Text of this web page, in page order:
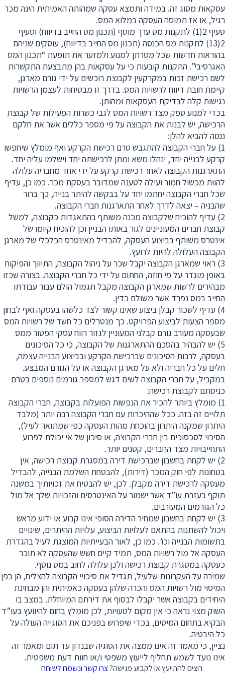
עסקאות מסוג זה. במידה ותמצא עסקה שמהותה האמיתית הינה מכר
רגיל, או אז תמוסה העסקה במלוא המס.
סעיף 2(1) לתקנות מס ערך מוסף (תכנון מס החייב בדיווח) וסעיף
2(13) לתקנות מס הכנסה (תכנון מס החייב בדיווח), עוסקים שניהם
בהוראות חדשות שכל מטרתן למנוע ולמזער את תופעת “תכנון המס
האגרסיבי”. התקנות קובעות כי על עסקאות בהן מתבצעת התקשרות
לשם רכישת זכות במקרקעין לקבוצת רוכשים על ידי גורם מארגן,
קיימת חובת דיווח לרשויות המס. בדרך זו מבטיחות לעצמן הרשויות
נגישות קלה לבדיקת העסקאות ומהותן.
בכדי למנוע ספק מצד רשויות המס לגבי כשרות הפעילות של קבוצת
הרכישה, יש לבנות את הקבוצה על פי מספר כללים אשר את חלקם
ננסה להביא להלן:
1) על חברי הקבוצה להתגבש טרם רכישת הקרקע ואף מומלץ שיחפשו
קרקע לבנייה יחד, ינהלו משא ומתן לרכישתה יחד וישלמו עליה יחד.
התארגנות הקבוצה לאחר רכישת קרקע על ידי אחד מחבריה עלולה
להוות מכשול חמור ועילה לטענה שמדובר בעסקת מכר. כמו כן, עדיף
שכל חברי הקבוצה יחתמו יחד על בבקשה להיתר בנייה, כך ברור
שהבניה – יצאה לדרך לאחר התארגנות חברי הקבוצה.
2) עדיף להוכיח שלקבוצה מכנה משותף בהתאגדות כקבוצה, למשל
קבוצת חברים המעוניינים לגור באותו הבניין וכן להוכיח קיומו של
אינטרס משותף בביצוע העסקה, להבדיל מאינטרס הכלכלי של מארגן
הקבוצה העלולה להיות לרועץ.
3) ראוי שמארגן הקבוצה יקבל שכר על ניהול הקבוצה, התיווך והפיקוח
באופן מוגדר על פי חוזה, החתום על ידי כל חברי הקבוצה. בצורה שכזו
מבהירים לרשות שמארגן הקבוצה מקבל תגמול הולם עבור עבודתו
החייב במס נפרד אשר משולם כדין.
4) עדיף לשכור קבלן ביצוע שאינו קשור לצד כלשהו בעסקה ואף לבחון
מספר הצעות לביצוע הפרויקט. כך מנטרלים כל חשד של רשויות המס
שבעסקה מעורב גורם קבלני המעוניין לגזור רווח עסקי הפטור ממס
5) יש להבהיר בהסכם ההתארגנות של הקבוצה, כי כל הסיכונים
בעסקה, לרבות הסיכונים שברכישת הקרקע ובביצוע הבנייה עצמה,
חלים על כל חבריה ולא על מארגן הקבוצה או על הגורם המבצע.
במקביל, על חברי הקבוצה לשים דגש למספר גורמים נוספים בטרם
כניסתם לקבוצת רכישה:
1) מומלץ ביותר להכיר את הנפשות הפועלות בקבוצה, חברי הקבוצה
תלויים זה בזה. ככל שההיכרות עם חברי הקבוצה רבה יותר (מלבד
היתרון שמקנה היתרון בהוכחת מהות העסקה כפי שמתואר לעיל),
הסיכוי לסכסוכים בין חברי הקבוצה, או סיכון של אי יכולת לפרוע
התחייבויות מצד החברים, קטנים יותר.
2) יש לקחת בחשבון שברכישת דירה במסגרת קבוצת רכישה, אין
בטחונות לפי חוק המכר (דירות), להבטחת השלמת הבנייה, להבדיל
מעסקה לרכישת דירה מקבלן. לכן, יש להבטיח את זכויותיך במשנה
תוקף בעזרת עו”ד אשר ישמור על האינטרסים והזכויות שלך אל מול
כל הגורמים המעורבים.
3) יש לקחת בחשבון שמחיר הדירה הסופי אינו קבוע או ידוע מראש
ויכול להשתנות בהתאם לעלויות הביצוע, עלויות ההיתרים, שינויים
בתשומות הבנייה וכו’. כמו כן, לאור הבעייתיות המוצגת לעיל בהגדרת
העסקה אל מול רשויות המס, תמיד קיים חשש שהעסקה לא תוכר
כעסקה במסגרת קבוצת רכישה ולכן עלולה לחוב במס נוסף.
שמירה על העקרונות שלעיל, תגדיל את סיכויי הקבוצה להצליח, הן בפן
המיסוי מול רשויות המס והכרה שלהן בעסקה כאמיתית והן מבחינת
היחידים בקבוצה אשר יקבלו לבסוף את דירתם המיוחלת. במצב בו
השוק מצוי נראה כי אין מקום לטעויות, לכן מומלץ בחום להיוועץ בעו”ד
הבקיא בתחום המיסים, בכדי שיפרוש בפניכם את הסוגייה העולה על
כל היבטיה.
נציין, כי מאמר זה אינו ממצה את הסוגיה שבנדון עד תום ומאמר זה
אינו נועד לשמש תחליף לייעוץ משפטי ו/או חוות דעת משפטית.
רוצים להתייעץ או לקבוע פגישה?צרו קשר ונשמח לשוחח